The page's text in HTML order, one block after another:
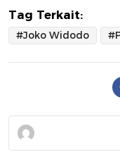
Tag Terkait:
#Joko Widodo